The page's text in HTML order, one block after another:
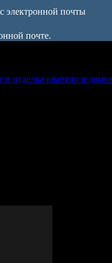
электронной почты
почте.
и отделка квартир и